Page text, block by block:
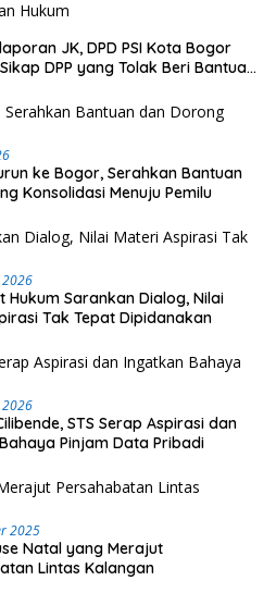
JK, DPD PSI Kota Bogor
DPP yang Tolak Beri Bantuan
ke Bogor, Serahkan Bantuan
Konsolidasi Menuju Pemilu
2026
Hukum Sarankan Dialog, Nilai
Tak Tepat Dipidanakan
2026
STS Serap Aspirasi dan
Pinjam Data Pribadi
2025
Natal yang Merajut
Lintas Kalangan